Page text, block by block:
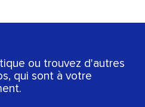
ou trouvez d'autres
qui sont à votre